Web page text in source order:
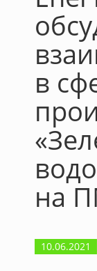
в
на
10.06.2021